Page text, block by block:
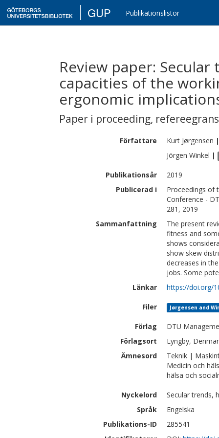
GUP Publikationslistor
Review paper:
capacities of the
ergonomic
Paper i proceeding,
Författare Kurt Jørgensen |
Jörgen Winkel |
Publikationsår
2019
Publicerad i
Proceedings of
Conference -
281, 2019
Sammanfattning
The present
fitness and
shows
show skew
decreases in
jobs. Some
Länkar
https://doi.org/
Filer Jørgensen and
Förlag
DTU
Förlagsort
Lyngby,
Ämnesord
Teknik |
Medicin och
hälsa och
Nyckelord
Secular trends,
Språk
Engelska
Publikations-ID
285541